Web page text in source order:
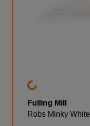
Fulling Mill
Robs Minky White